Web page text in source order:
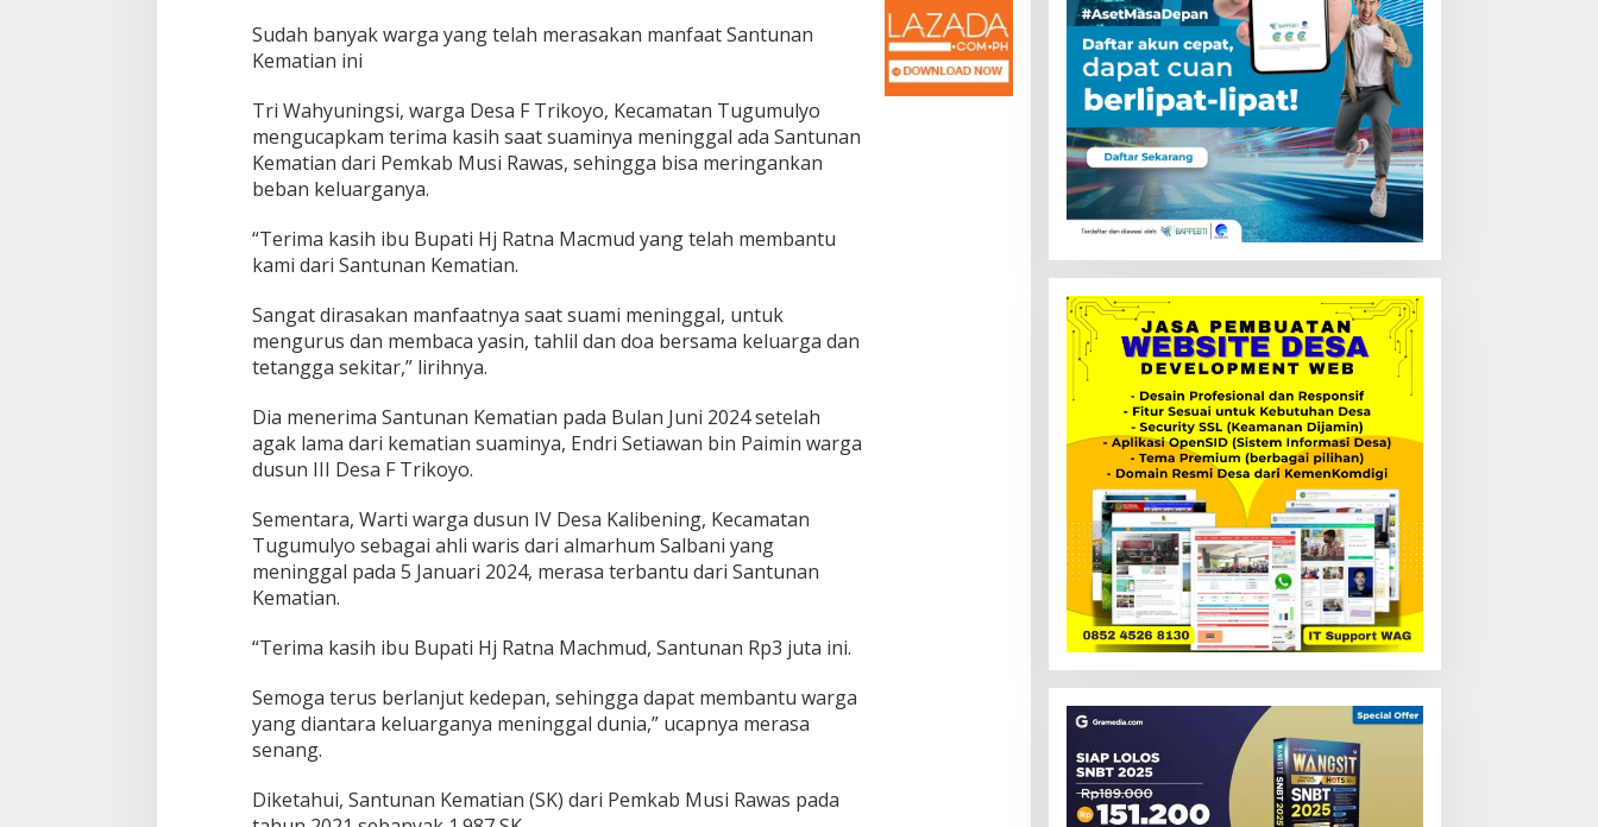
K
e
m
t
i
a
n
Sudah banyak warga yang telah merasakan manfaat Santunan
Kematian ini
Tri Wahyuningsi, warga Desa F Trikoyo, Kecamatan Tugumulyo
mengucapkam terima kasih saat suaminya meninggal ada Santunan
Kematian dari Pemkab Musi Rawas, sehingga bisa meringankan
beban keluarganya.
“Terima kasih ibu Bupati Hj Ratna Macmud yang telah membantu
kami dari Santunan Kematian.
Sangat dirasakan manfaatnya saat suami meninggal, untuk
mengurus dan membaca yasin, tahlil dan doa bersama keluarga dan
tetangga sekitar,” lirihnya.
Dia menerima Santunan Kematian pada Bulan Juni 2024 setelah
agak lama dari kematian suaminya, Endri Setiawan bin Paimin warga
dusun III Desa F Trikoyo.
Sementara, Warti warga dusun IV Desa Kalibening, Kecamatan
Tugumulyo sebagai ahli waris dari almarhum Salbani yang
meninggal pada 5 Januari 2024, merasa terbantu dari Santunan
Kematian.
“Terima kasih ibu Bupati Hj Ratna Machmud, Santunan Rp3 juta ini.
Semoga terus berlanjut kedepan, sehingga dapat membantu warga
yang diantara keluarganya meninggal dunia,” ucapnya merasa
senang.
Diketahui, Santunan Kematian (SK) dari Pemkab Musi Rawas pada